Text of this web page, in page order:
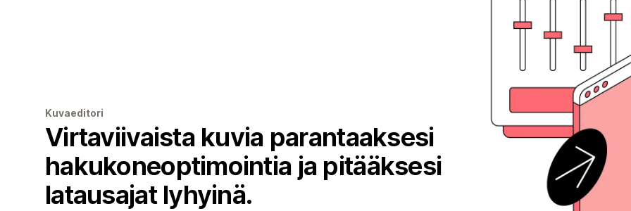
Kuvaeditori
Virtaviivaista kuvia parantaaksesi
hakukoneoptimointia ja pitääksesi
latausajat lyhyinä.